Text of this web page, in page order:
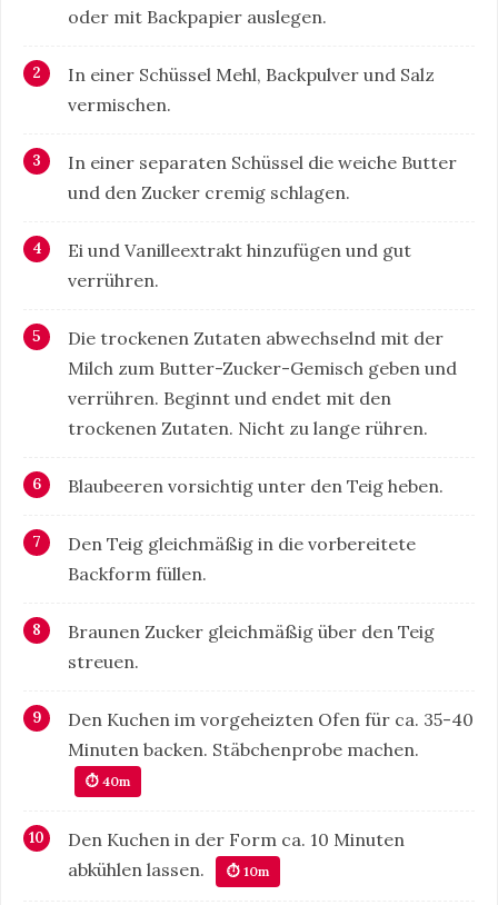
oder mit Backpapier auslegen.
In einer Schüssel Mehl, Backpulver und Salz
vermischen.
In einer separaten Schüssel die weiche Butter
und den Zucker cremig schlagen.
Ei und Vanilleextrakt hinzufügen und gut
verrühren.
Die trockenen Zutaten abwechselnd mit der
Milch zum Butter-Zucker-Gemisch geben und
verrühren. Beginnt und endet mit den
trockenen Zutaten. Nicht zu lange rühren.
Blaubeeren vorsichtig unter den Teig heben.
Den Teig gleichmäßig in die vorbereitete
Backform füllen.
Braunen Zucker gleichmäßig über den Teig
streuen.
Den Kuchen im vorgeheizten Ofen für ca. 35-40
Minuten backen. Stäbchenprobe machen.
⏱ 40m
Den Kuchen in der Form ca. 10 Minuten
abkühlen lassen.
⏱ 10m